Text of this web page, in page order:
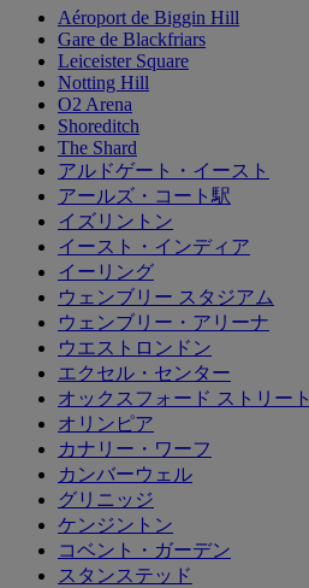
Aéroport de Biggin Hill
Gare de Blackfriars
Leiceister Square
Notting Hill
O2 Arena
Shoreditch
The Shard
アルドゲート・イースト
アールズ・コート駅
イズリントン
イースト・インディア
イーリング
ウェンブリー スタジアム
ウェンブリー・アリーナ
ウエストロンドン
エクセル・センター
オックスフォード ストリート
オリンピア
カナリー・ワーフ
カンバーウェル
グリニッジ
ケンジントン
コベント・ガーデン
スタンステッド